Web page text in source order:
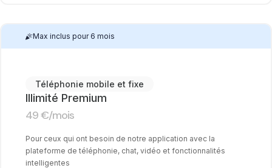
Max inclus pour 6 mois
Téléphonie mobile et fixe
Illimité Premium
49€/mois
Pour ceux qui ont besoin de notre application avec la
plateforme de téléphonie, chat, vidéo et fonctionnalités
intelligentes